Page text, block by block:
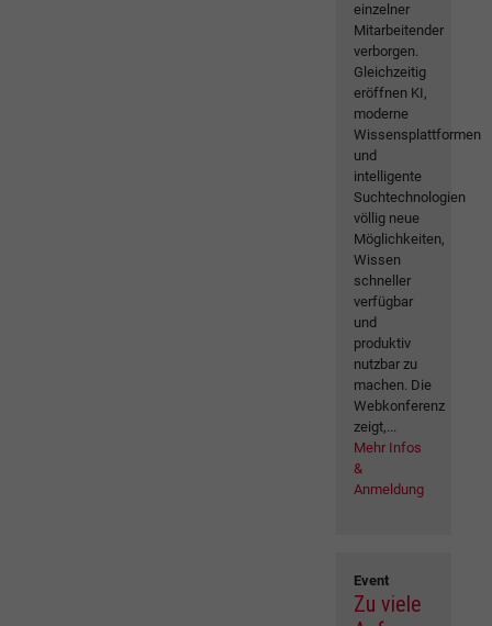
einzelner
Mitarbeitender
verborgen.
Gleichzeitig
eröffnen KI,
moderne
Wissensplattformen
und
intelligente
Suchtechnologien
völlig neue
Möglichkeiten,
Wissen
schneller
verfügbar
und
produktiv
nutzbar zu
machen. Die
Webkonferenz
zeigt,...
Mehr Infos
&
Anmeldung
Event
Zu viele